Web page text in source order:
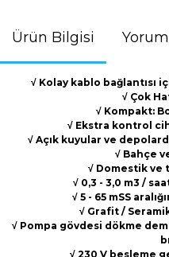
Ürün Bilgisi
√ Kolay kablo
√ Çok
√ Kompakt:
√ Ekstra kontrol
√ Açık kuyular ve
√ Bahçe
√ Domestik ve
√ 0,3 - 3,0 m3 /
√ 5 - 65 mSS
√ Grafit /
√ Pompa gövdesi dökme
√ 230 V besleme